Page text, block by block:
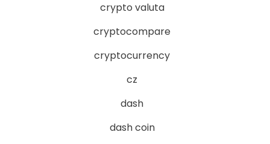
crypto valuta
cryptocompare
cryptocurrency
cz
dash
dash coin